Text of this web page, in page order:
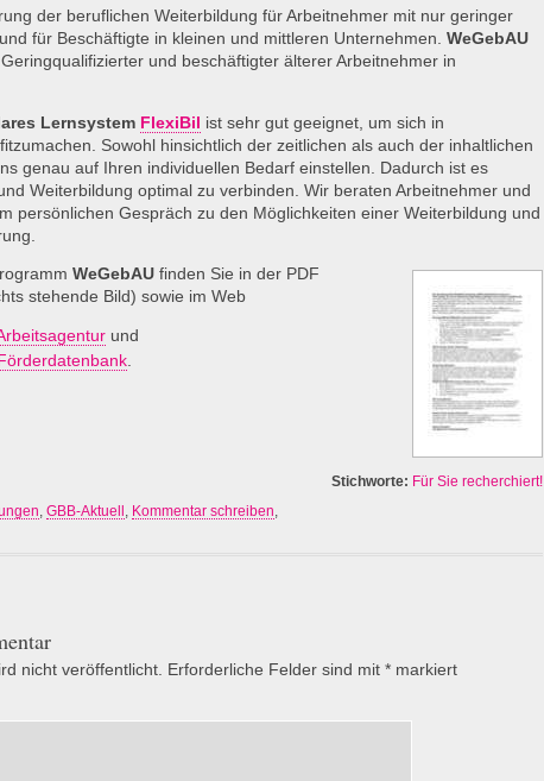
der beruflichen Weiterbildung für Arbeitnehmer mit nur geringer
für Beschäftigte in kleinen und mittleren Unternehmen.WeGebAU
und beschäftigter älterer Arbeitnehmer in
Lernsystem FlexiBil ist sehr gut geeignet, um sich in
Sowohl hinsichtlich der zeitlichen als auch der inhaltlichen
genau auf Ihren individuellen Bedarf einstellen. Dadurch ist es
Weiterbildung optimal zu verbinden. Wir beraten Arbeitnehmer und
persönlichen Gespräch zu den Möglichkeiten einer Weiterbildung und
WeGebAU finden Sie in der PDF
stehende Bild) sowie im Web
und
Förderdatenbank.
Stichworte: Für Sie recherchiert!
,GBB-Aktuell Kommentar schreiben
nicht veröffentlicht. Erforderliche Felder sind mit* markiert